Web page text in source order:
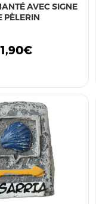
AVEC SIGNE
PÈLERIN
1,90€